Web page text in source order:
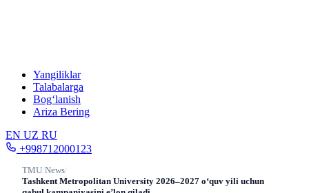
Yangiliklar
Talabalarga
Bog‘lanish
Ariza Bering
EN UZ RU
+998712000123
TMU/News/
Tashkent Metropolitan University 2026–2027 o‘quv yili uchun